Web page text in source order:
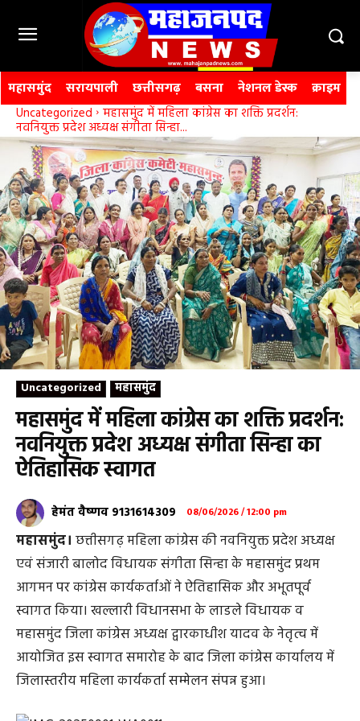
महासमुंद सरायपाली छत्तीसगढ़ बसना नेशनल डेस्क क्राइम
Uncategorized महासमुंद में महिला कांग्रेस का शक्ति प्रदर्शन:
नवनियुक्त प्रदेश अध्यक्ष संगीता सिन्हा...
Uncategorized महासमुंद
महासमुंद में महिला कांग्रेस का शक्ति प्रदर्शन:
नवनियुक्त प्रदेश अध्यक्ष संगीता सिन्हा का
ऐतिहासिक स्वागत
हेमंत वैष्णव 9131614309 08/06/2026 / 12:00 pm
महासमुंद। छत्तीसगढ़ महिला कांग्रेस की नवनियुक्त प्रदेश अध्यक्ष
एवं संजारी बालोद विधायक संगीता सिन्हा के महासमुंद प्रथम
आगमन पर कांग्रेस कार्यकर्ताओं ने ऐतिहासिक और अभूतपूर्व
स्वागत किया। खल्लारी विधानसभा के लाडले विधायक व
महासमुंद जिला कांग्रेस अध्यक्ष द्वारकाधीश यादव के नेतृत्व में
आयोजित इस स्वागत समारोह के बाद जिला कांग्रेस कार्यालय में
जिलास्तरीय महिला कार्यकर्ता सम्मेलन संपन्न हुआ।